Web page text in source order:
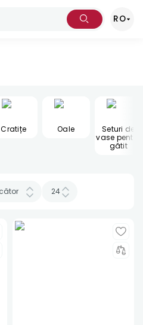
RO
Cratițe Oale
Seturi de
vase pentru
gătit